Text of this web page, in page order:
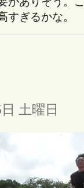
すぎるかな。
土曜日